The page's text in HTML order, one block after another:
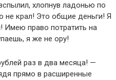
хлопнув ладонью по
не крал! Это общие деньги! Я
право потратить на
я же не ору!
раз в два месяца! —
прямо в расширенные